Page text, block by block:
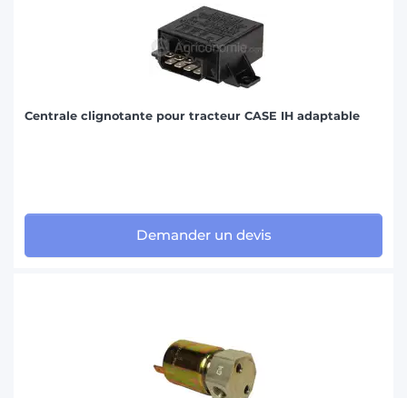
Centrale clignotante pour tracteur CASE IH adaptable
Demander un devis